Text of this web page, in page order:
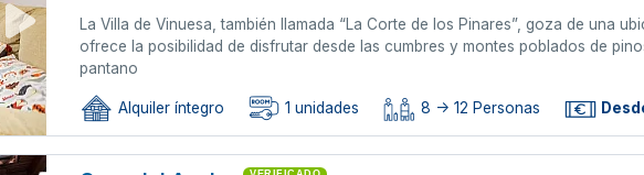
La Villa de Vinuesa, también llamada “La Corte de los Pinares”, goza de una
ofrece la posibilidad de disfrutar desde las cumbres y montes poblados de
pantano
Alquiler íntegro 1 unidades 8 -> 12 Personas